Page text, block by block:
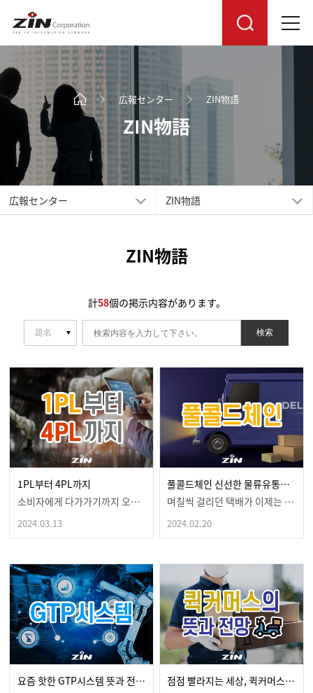
広報センター ZIN物語
ZIN物語
広報センター ZIN物語
ZIN物語
計58個の掲示内容があります。
検索
1PL부터 4PL까지
소비자에게 다가가기까지 오래 걸려배송이 언제 오나 오매…
2024.03.13
풀콜드체인 신선한 물류유통의 핵심이 되다!
며칠씩 걸리던 택배가 이제는 하루면우리 집 앞으로 도착…
2024.02.20
요즘 핫한 GTP시스템 뜻과 전망 한눈에 보기
점점 빨라지는 세상, 퀵커머스 뜻과 향후 전망은?